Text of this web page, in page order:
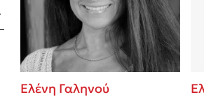
Ελένη Γαληνού